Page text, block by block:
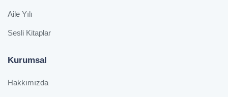
Aile Yılı
Sesli Kitaplar
Kurumsal
Hakkımızda